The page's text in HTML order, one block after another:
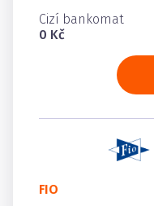
Cizí bankomat
0 Kč
FIO